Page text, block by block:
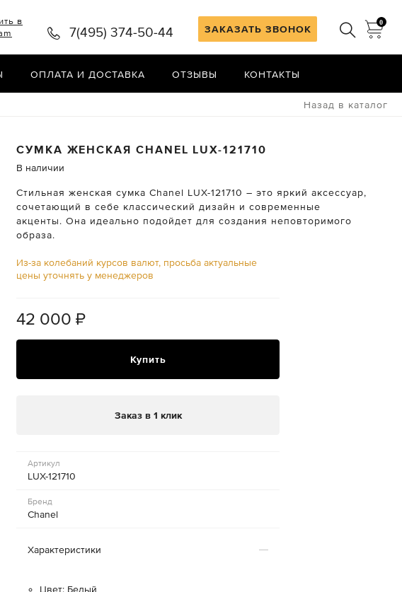
ЗАКАЗАТЬ ЗВОНОК
0
в
7(495) 374-50-44
ОПЛАТА И ДОСТАВКА ОТЗЫВЫ КОНТАКТЫ
Назад в каталог
СУМКА ЖЕНСКАЯ CHANEL LUX-121710
В наличии
Стильная женская сумка Chanel LUX-121710 – это яркий аксессуар,
сочетающий в себе классический дизайн и современные
акценты. Она идеально подойдет для создания неповторимого
образа.
Из-за колебаний курсов валют, просьба актуальные
цены уточнять у менеджеров
42 000 ₽
Купить
Заказ в 1 клик
Артикул
LUX-121710
Бренд
Chanel
Характеристики
Цвет: Белый